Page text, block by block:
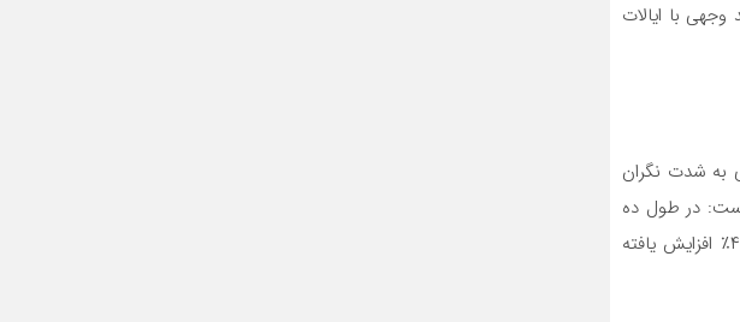
با ایالات
به شدت نگران
است: در طول ده
سال گذشته از ۶۴٪ به ۴۵٪ کاهش یافته است، در حالی که سهم فرانسه و ایالات متحده در مجموع به ۴۰٪ افزایش یافته